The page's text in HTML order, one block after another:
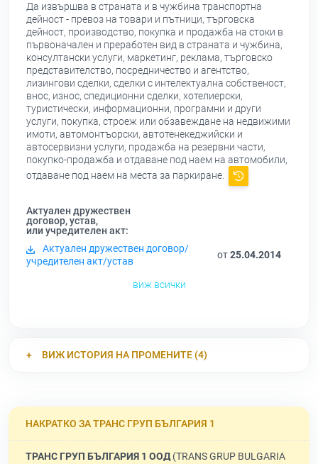
Да извършва в страната и в чужбина транспортна
дейност - превоз на товари и пътници, търговска
дейност, производство, покупка и продажба на стоки в
първоначален и преработен вид в страната и чужбина,
консултански услуги, маркетинг, реклама, търговско
представителство, посредничество и агентство,
лизингови сделки, сделки с интелектуална собственост,
внос, износ, спедиционни сделки, хотелиерски,
туристически, информационни, програмни и други
услуги, покупка, строеж или обзавеждане на недвижими
имоти, автомонтъорски, автотенекеджийски и
автосервизни услуги, продажба на резервни части,
покупко-продажба и отдаване под наем на автомобили,
отдаване под наем на места за паркиране.
Актуален дружествен
договор, устав,
или учредителен акт:
Актуален дружествен договор/
учредителен акт/устав
от25.04.2014
виж всички
ВИЖ ИСТОРИЯ НА ПРОМЕНИТЕ (4)
НАКРАТКО ЗА ТРАНС ГРУП БЪЛГАРИЯ 1
ТРАНС ГРУП БЪЛГАРИЯ 1 ООД(TRANS GRUP BULGARIA